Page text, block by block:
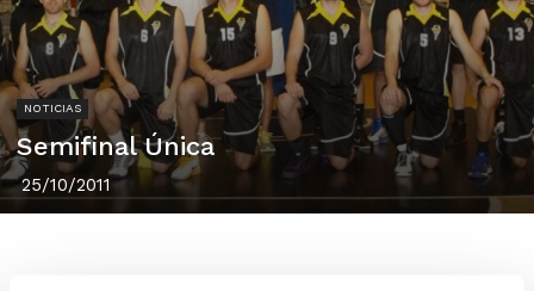
NOTICIAS
Semifinal Única
25/10/2011